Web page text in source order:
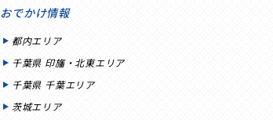
おでかけ情報
都内エリア
千葉県 印旛・北東エリア
千葉県 千葉エリア
茨城エリア